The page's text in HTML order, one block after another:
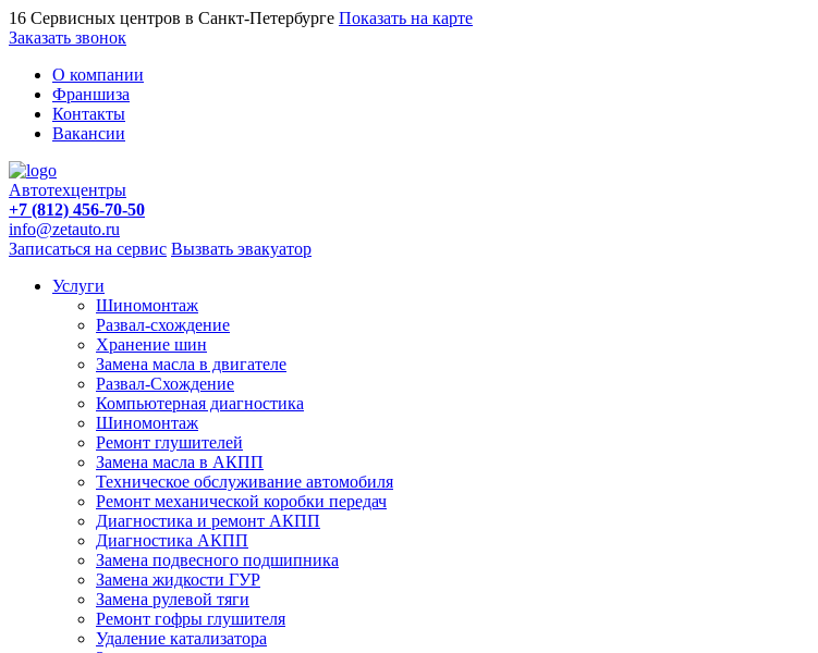
16 Сервисных центров в Санкт-Петербурге Показать на карте
Заказать звонок
О компании
Франшиза
Контакты
Вакансии
Автотехцентры
+7 (812) 456-70-50
info@zetauto.ru
Записаться на сервис Вызвать эвакуатор
Услуги
Шиномонтаж
Развал-схождение
Хранение шин
Замена масла в двигателе
Развал-Схождение
Компьютерная диагностика
Шиномонтаж
Ремонт глушителей
Замена масла в АКПП
Техническое обслуживание автомобиля
Ремонт механической коробки передач
Диагностика и ремонт АКПП
Диагностика АКПП
Замена подвесного подшипника
Замена жидкости ГУР
Замена рулевой тяги
Ремонт гофры глушителя
Удаление катализатора